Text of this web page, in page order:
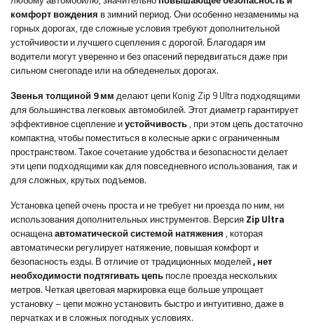
комфорт вождения в зимний период. Они особенно незаменимы на
горных дорогах, где сложные условия требуют дополнительной
устойчивости и лучшего сцепления с дорогой. Благодаря им
водители могут уверенно и без опасений передвигаться даже при
сильном снегопаде или на обледенелых дорогах.
Звенья толщиной 9 мм делают цепи Konig Zip 9 Ultra подходящими
для большинства легковых автомобилей. Этот диаметр гарантирует
эффективное сцепление иустойчивость, при этом цепь достаточно
компактна, чтобы поместиться в колесные арки с ограниченным
пространством. Такое сочетание удобства и безопасности делает
эти цепи подходящими как для повседневного использования, так и
для сложных, крутых подъемов.
Установка цепей очень проста и не требует ни проезда по ним, ни
использования дополнительных инструментов. Версия Zip Ultra
оснащенаавтоматической системой натяжения , которая
автоматически регулирует натяжение, повышая комфорт и
безопасность езды. В отличие от традиционных моделей, нет
необходимости подтягивать цепь после проезда нескольких
метров. Четкая цветовая маркировка еще больше упрощает
установку – цепи можно установить быстро и интуитивно, даже в
перчатках и в сложных погодных условиях.